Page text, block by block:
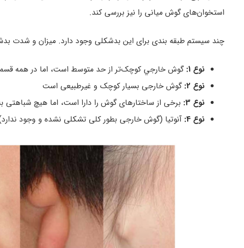
استخوان‌های گوش میانی را نیز بررسی کند.
چند سیستم طبقه بندی برای این بدشکلی وجود دارد. میزان و شدت
نوع 1:
گوش خارجي كوچک‌تر از حد متوسط است، اما در همه
نوع 2:
گوش خارجی بسیار کوچک و غیرطبیعی است
نوع 3:
برخی از ساختارهای گوش را دارا است، اما هیچ شباهتی
نوع 4:
آنوتیا (گوش خارجی بطور کلی تشکلی نشده و وجود